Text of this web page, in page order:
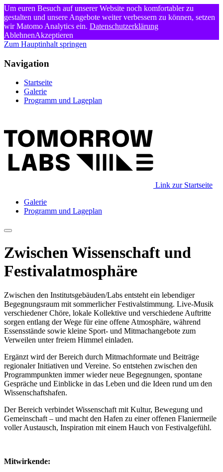
Um euren Besuch auf unserer Website noch komfortabler zu
gestalten und unsere Angebote weiter verbessern zu können, setzen
wir Matomo Analytics ein. Datenschutzerklärung
AblehnenAkzeptieren
Zum Hauptinhalt springen
Navigation
Startseite
Galerie
Programm und Lageplan
Link zur Startseite
Galerie
Programm und Lageplan
Zwischen Wissenschaft und
Festivalatmosphäre
Zwischen den Institutsgebäuden/Labs entsteht ein lebendiger
Begegnungsraum mit sommerlicher Festivalstimmung. Live-Musik
verschiedener Chöre, lokale Kollektive und verschiedene Auftritte
sorgen entlang der Wege für eine offene Atmosphäre, während
Essensstände sowie kleine Sport- und Mitmachangebote zum
Verweilen unter freiem Himmel einladen.
Ergänzt wird der Bereich durch Mitmachformate und Beiträge
regionaler Initiativen und Vereine. So entstehen zwischen den
Programmpunkten immer wieder neue Begegnungen, spontane
Gespräche und Einblicke in das Leben und die Ideen rund um den
Wissenschaftshafen.
Der Bereich verbindet Wissenschaft mit Kultur, Bewegung und
Gemeinschaft – und macht den Hafen zu einer offenen Flaniermeile
voller Austausch, Inspiration mit einem Hauch von Festivalgefühl.
Mitwirkende: